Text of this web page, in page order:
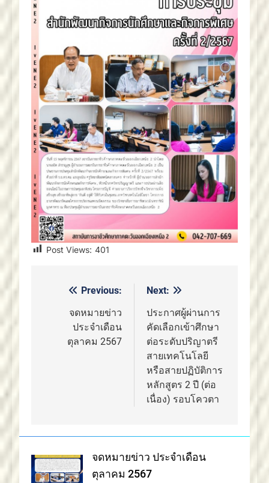
Post Views: 401
แนะแนว
เรื่อง
Previous:
จดหมายข่าว
ประจำเดือน
ตุลาคม 2567
Next:
ประกาศผู้ผ่านการ
คัดเลือกเข้าศึกษา
ต่อระดับปริญาตรี
สายเทคโนโลยี
หรือสายปฏิบัติการ
หลักสูตร 2 ปี (ต่อ
เนื่อง) รอบโควตา
จดหมายข่าว ประจำเดือน
ตุลาคม 2567